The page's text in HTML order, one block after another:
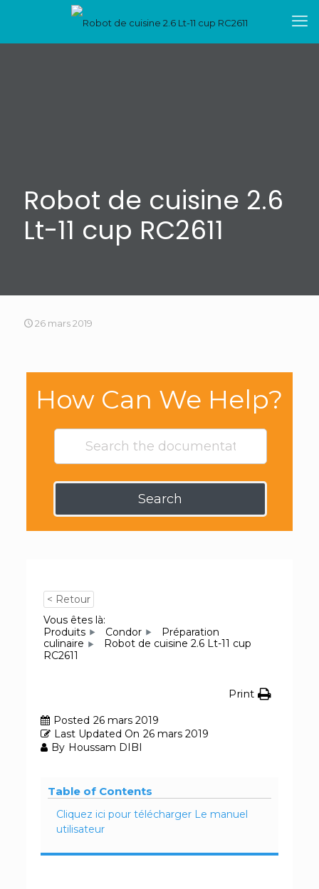
Robot de cuisine 2.6
Lt-11 cup RC2611
26 mars 2019
How Can We Help?
Search
< Retour
Vous êtes là:
Produits
Condor
Préparation
culinaire
Robot de cuisine 2.6 Lt-11 cup
RC2611
Print
Posted 26 mars 2019
Last Updated On 26 mars 2019
By Houssam DIBI
Table of Contents
Cliquez ici pour télécharger Le manuel
utilisateur